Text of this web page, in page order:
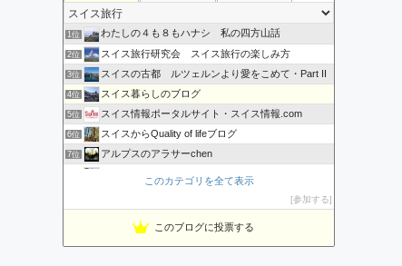
1位 わたしの４も８もハナシ 私の四方山話
2位 スイス旅行研究会 スイス旅行の楽しみ方
3位 スイスの古都 ルツェルンより愛をこめて・Part II
4位 スイス暮らしのブログ
5位 スイス情報ポータルサイト・スイス情報.com
6位 スイスからQuality of lifeブログ
7位 アルプスのアラサーchen
Yuki-Swiss
このカテゴリを全て表示
参加する
このブログに投票する